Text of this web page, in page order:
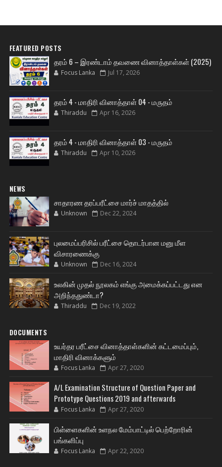
FEATURED POSTS
தரம் 6 – இரண்டாம் தவணை வினாத்தாள்கள் (2025)
Focus Lanka Jul 17, 2026
தரம் 4 - மாதிரி வினாத்தாள் 04 - மருதம்
Thiraddu Apr 16, 2026
தரம் 4 - மாதிரி வினாத்தாள் 03 - மருதம்
Thiraddu Apr 10, 2026
NEWS
சாதாரண தரப்பரீட்சை மார்ச் மாதத்தில்
Unknown Dec 22, 2024
புலமைப்பரிசில் பரீட்சை தொடர்பான மனு மீள
விசாரணைக்கு
Unknown Dec 16, 2024
உலகின் முதல் நூலகம் எங்கு அமைக்கப்பட்டது என
அறிந்ததுண்டா?
Thiraddu Dec 19, 2022
DOCUMENTS
உயர்தர பரீட்சை வினாத்தாள்களின் கட்டமைப்பும்,
மாதிரி வினாக்களும்
Focus Lanka Apr 27, 2020
A/L Examination Structure of Question Paper and
Prototype Questions 2019 and afterwards
Focus Lanka Apr 27, 2020
பிள்ளைகளின் உளநல மேம்பாட்டில் பெற்றோரின்
பங்களிப்பு
Focus Lanka Apr 22, 2020